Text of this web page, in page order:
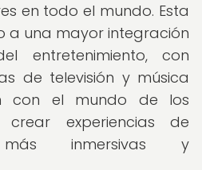
en todo el mundo. Esta
a una mayor integración
entretenimiento, con
de televisión y música
con el mundo de los
experiencias de
más inmersivas y